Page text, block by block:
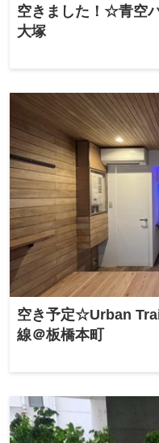
空きました！☆青空
大塚
空き予定☆Urban
線＠板橋本町